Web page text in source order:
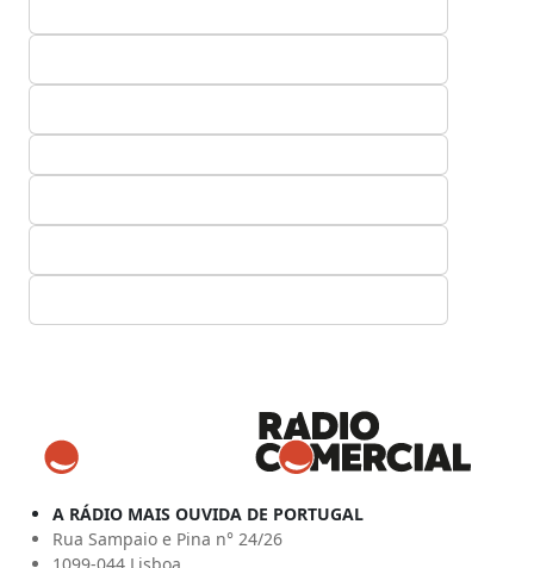
A RÁDIO MAIS OUVIDA DE PORTUGAL
Rua Sampaio e Pina n° 24/26